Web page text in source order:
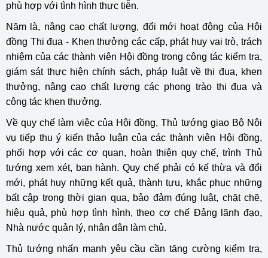
phù hợp với tình hình thực tiễn.
Năm là, nâng cao chất lượng, đổi mới hoạt động của Hội
đồng Thi đua - Khen thưởng các cấp, phát huy vai trò, trách
nhiệm của các thành viên Hội đồng trong công tác kiểm tra,
giám sát thực hiện chính sách, pháp luật về thi đua, khen
thưởng, nâng cao chất lượng các phong trào thi đua và
công tác khen thưởng.
Về quy chế làm việc của Hội đồng, Thủ tướng giao Bộ Nội
vụ tiếp thu ý kiến thảo luận của các thành viên Hội đồng,
phối hợp với các cơ quan, hoàn thiện quy chế, trình Thủ
tướng xem xét, ban hành. Quy chế phải có kế thừa và đổi
mới, phát huy những kết quả, thành tựu, khắc phục những
bất cập trong thời gian qua, bảo đảm đúng luật, chặt chẽ,
hiệu quả, phù hợp tình hình, theo cơ chế Đảng lãnh đạo,
Nhà nước quản lý, nhân dân làm chủ.
Thủ tướng nhấn mạnh yêu cầu cần tăng cường kiểm tra,